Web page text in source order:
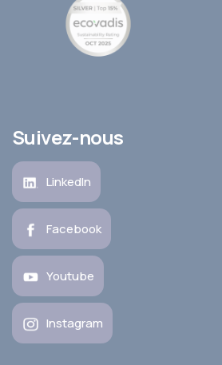
Suivez-nous
LinkedIn
Facebook
Youtube
Instagram